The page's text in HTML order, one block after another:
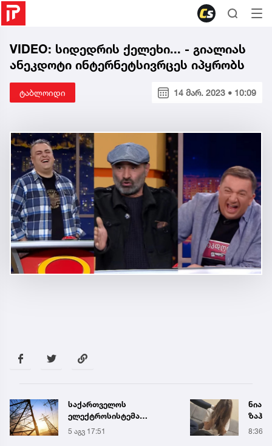
VIDEO: სიდედრის ქელეხი... - გიალიას
ანეკდოტი ინტერნეტსივრცეს იპყრობს
ტაბლოიდი 14 მარ. 2023 • 10:09
საქართველოს
ელექტროსისტემა
სპეციალურ განცხადებას
ავრცელებს
5 აგვ 17:51
ნია
8:36